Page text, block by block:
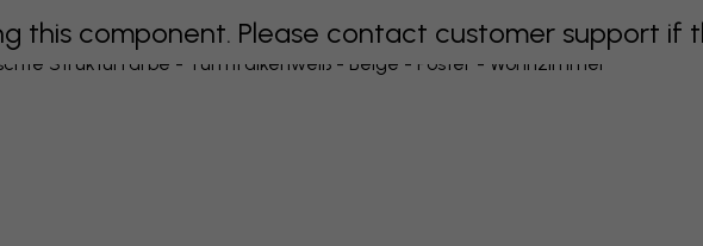
this component. Please contact customer support if